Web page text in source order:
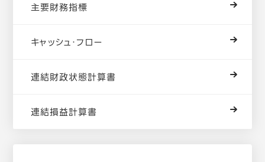
主要財務指標
キャッシュ・フロー
連結財政状態計算書
連結損益計算書